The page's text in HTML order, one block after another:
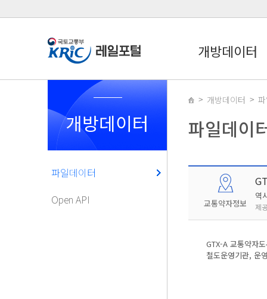
개방데이터
개방데이터
파일데이터
Open API
개방데이터
파일데이
교통약자정보
역
제
GTX-A 교통약자
철도운영기관, 운